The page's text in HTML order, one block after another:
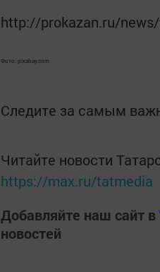
http://prokazan.ru/
Фото: pixabay.com
Следите за самым
Читайте новости
https://max.ru/tatmedia
Добавляйте наш сайт в
новостей